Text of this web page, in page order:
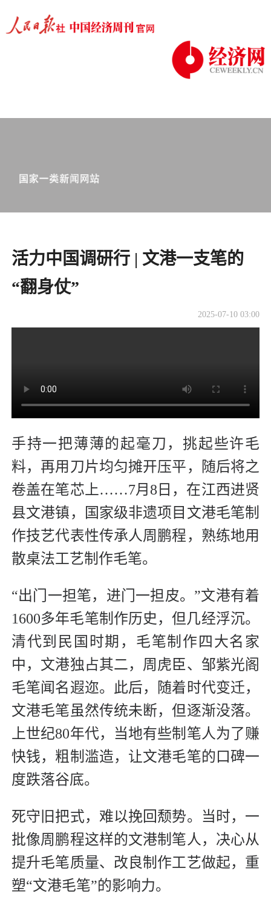
活力中国调研行 | 文港一支笔的
“翻身仗”
2025-07-10 03:00
手持一把薄薄的起毫刀，挑起些许毛
料，再用刀片均匀摊开压平，随后将之
卷盖在笔芯上……7月8日，在江西进贤
县文港镇，国家级非遗项目文港毛笔制
作技艺代表性传承人周鹏程，熟练地用
散桌法工艺制作毛笔。
“出门一担笔，进门一担皮。”文港有着
1600多年毛笔制作历史，但几经浮沉。
清代到民国时期，毛笔制作四大名家
中，文港独占其二，周虎臣、邹紫光阁
毛笔闻名遐迩。此后，随着时代变迁，
文港毛笔虽然传统未断，但逐渐没落。
上世纪80年代，当地有些制笔人为了赚
快钱，粗制滥造，让文港毛笔的口碑一
度跌落谷底。
死守旧把式，难以挽回颓势。当时，一
批像周鹏程这样的文港制笔人，决心从
提升毛笔质量、改良制作工艺做起，重
塑“文港毛笔”的影响力。